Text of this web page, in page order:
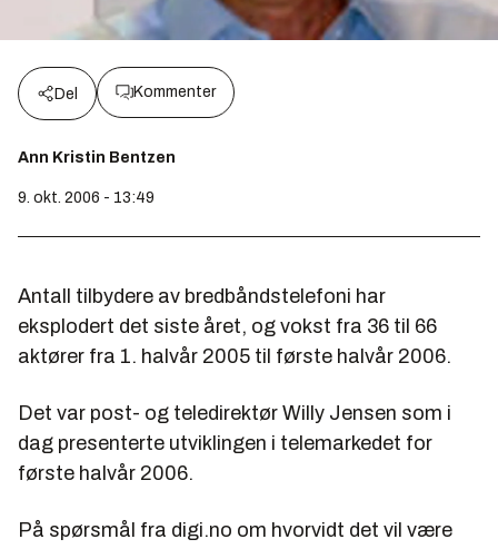
Del Kommenter
Ann Kristin Bentzen
9. okt. 2006 - 13:49
Antall tilbydere av bredbåndstelefoni har
eksplodert det siste året, og vokst fra 36 til 66
aktører fra 1. halvår 2005 til første halvår 2006.
Det var post- og teledirektør Willy Jensen som i
dag presenterte utviklingen i telemarkedet for
første halvår 2006.
På spørsmål fra digi.no om hvorvidt det vil være